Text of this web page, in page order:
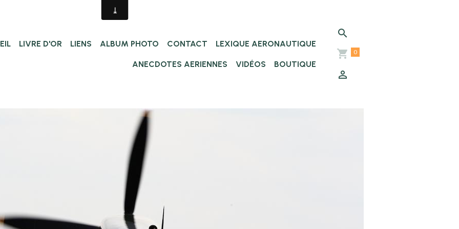
LIVRE D'OR LIENS ALBUM PHOTO CONTACT LEXIQUE AERONAUTIQUE
ANECDOTES AERIENNES VIDÉOS BOUTIQUE
0